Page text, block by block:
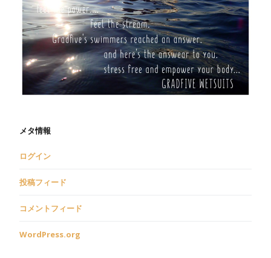
メタ情報
ログイン
投稿フィード
コメントフィード
WordPress.org